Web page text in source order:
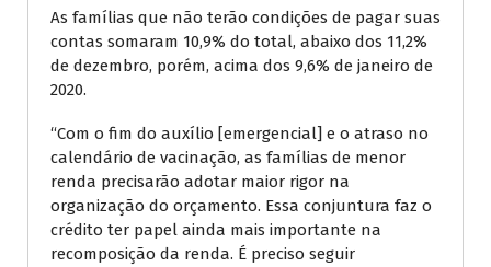
As famílias que não terão condições de pagar suas
contas somaram 10,9% do total, abaixo dos 11,2%
de dezembro, porém, acima dos 9,6% de janeiro de
2020.
“Com o fim do auxílio [emergencial] e o atraso no
calendário de vacinação, as famílias de menor
renda precisarão adotar maior rigor na
organização do orçamento. Essa conjuntura faz o
crédito ter papel ainda mais importante na
recomposição da renda. É preciso seguir